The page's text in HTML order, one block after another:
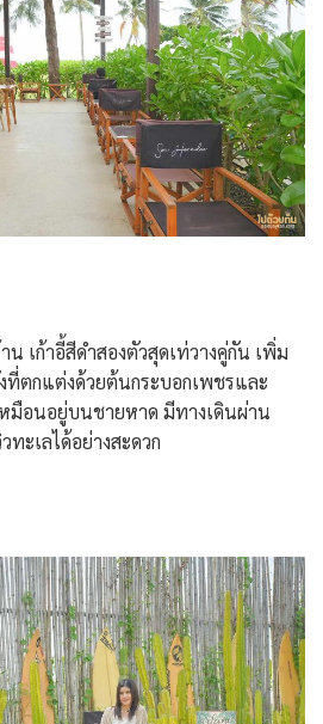
เก้าอี้สีดำสองตัวสุดเท่วางคู่กัน เพิ่ม
ที่ตกแต่งด้วยต้นกระบอกเพชรและ
มือนอยู่บนชายหาด มีทางเดินผ่าน
ะเลได้อย่างสะดวก